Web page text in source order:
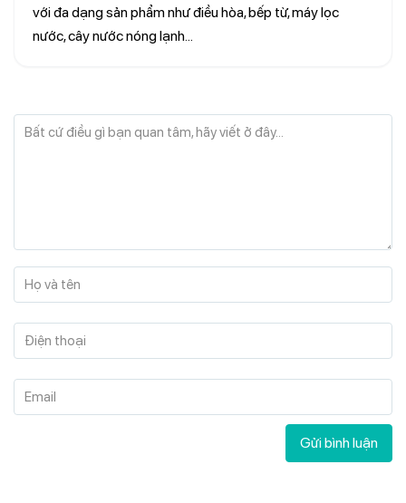
với đa dạng sản phẩm như điều hòa, bếp từ, máy lọc
nước, cây nước nóng lạnh...
Bất cứ điều gì bạn quan tâm, hãy viết ở đây...
Họ và tên
Điện thoại
Email
Gửi bình luận